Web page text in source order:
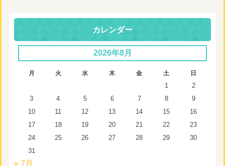
カレンダー
2026年8月
月 火 水 木 金 土 日
1
2
3
4 5 6 7 8
9
10
11 12 13 14 15
16
17
18 19 20 21 22
23
24
25 26 27 28 29
30
31
« 7月